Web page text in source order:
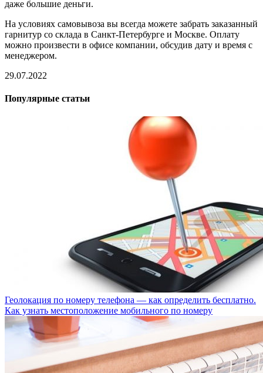
даже большие деньги.
На условиях самовывоза вы всегда можете забрать заказанный
гарнитур со склада в Санкт-Петербурге и Москве. Оплату
можно произвести в офисе компании, обсудив дату и время с
менеджером.
29.07.2022
Популярные статьи
Геолокация по номеру телефона — как определить бесплатно.
Как узнать местоположение мобильного по номеру